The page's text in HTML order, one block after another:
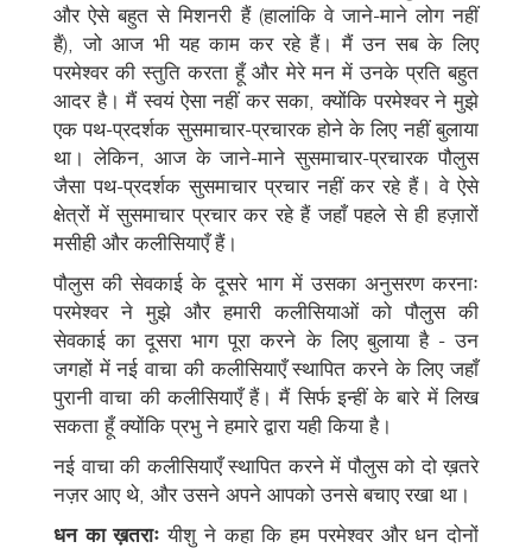
और ऐसे बहुत से मिशनरी हैं (हालांकि वे जाने-माने लोग नहीं
हैं), जो आज भी यह काम कर रहे हैं। मैं उन सब के लिए
परमेश्वर की स्तुति करता हूँ और मेरे मन में उनके प्रति बहुत
आदर है। मैं स्वयं ऐसा नहीं कर सका, क्योंकि परमेश्वर ने मुझे
एक पथ-प्रदर्शक सुसमाचार-प्रचारक होने के लिए नहीं बुलाया
था। लेकिन, आज के जाने-माने सुसमाचार-प्रचारक पौलुस
जैसा पथ-प्रदर्शक सुसमाचार प्रचार नहीं कर रहे हैं। वे ऐसे
क्षेत्रों में सुसमाचार प्रचार कर रहे हैं जहाँ पहले से ही हज़ारों
मसीही और कलीसियाएँ हैं।
पौलुस की सेवकाई के दूसरे भाग में उसका अनुसरण करनाः
परमेश्वर ने मुझे और हमारी कलीसियाओं को पौलुस की
सेवकाई का दूसरा भाग पूरा करने के लिए बुलाया है - उन
जगहों में नई वाचा की कलीसियाएँ स्थापित करने के लिए जहाँ
पुरानी वाचा की कलीसियाएँ हैं। मैं सिर्फ इन्हीं के बारे में लिख
सकता हूँ क्योंकि प्रभु ने हमारे द्वारा यही किया है।
नई वाचा की कलीसियाएँ स्थापित करने में पौलुस को दो ख़तरे
नज़र आए थे, और उसने अपने आपको उनसे बचाए रखा था।
धन का ख़तराः यीशु ने कहा कि हम परमेश्वर और धन दोनों